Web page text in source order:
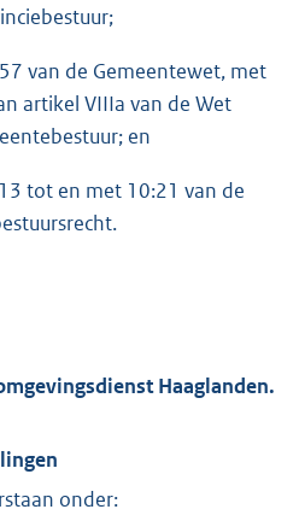
van de Gemeentewet, met
artikel VIIIa van de Wet
en
tot en met 10:21 van de
Haaglanden.
onder: